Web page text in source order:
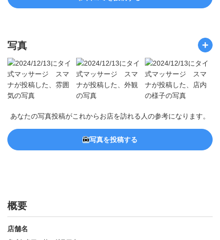
写真
あなたの写真投稿がこれからお店を訪れる人の参考になります。
写真を投稿する
概要
店舗名